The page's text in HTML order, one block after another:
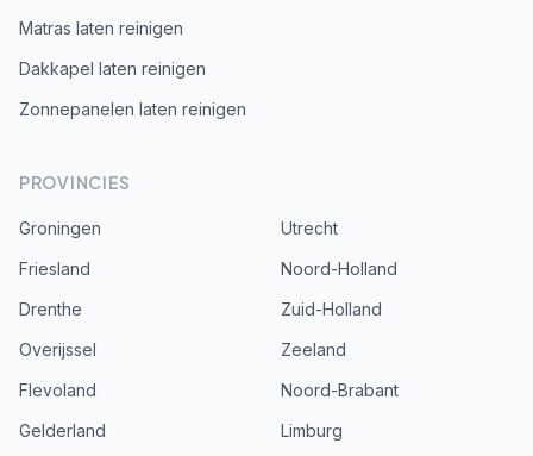
Matras laten reinigen
Dakkapel laten reinigen
Zonnepanelen laten reinigen
PROVINCIES
Groningen
Friesland
Drenthe
Overijssel
Flevoland
Gelderland
Utrecht
Noord-Holland
Zuid-Holland
Zeeland
Noord-Brabant
Limburg